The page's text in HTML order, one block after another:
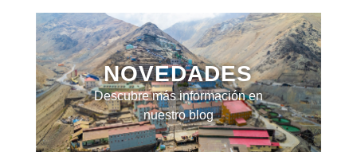
NOVEDADES
Descubre más información en
nuestro blog